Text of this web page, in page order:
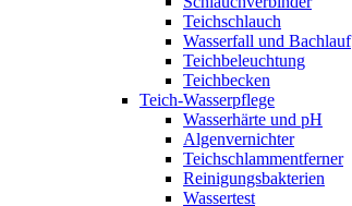
Teichschlauch
Wasserfall und Bachlauf
Teichbeleuchtung
Teichbecken
Teich-Wasserpflege
Wasserhärte und pH
Algenvernichter
Teichschlammentferner
Reinigungsbakterien
Wassertest